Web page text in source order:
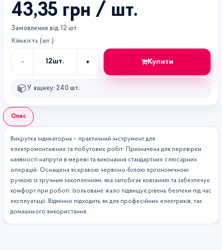
Опис
Викрутка індикаторна – практичний інструмент для
електромонтажних та побутових робіт. Призначена для перевірки
наявності напруги в мережі та виконання стандартних слюсарних
операцій. Оснащена яскравою червоно-білою ергономічною
ручкою із зручним захопленням, яка запобігає ковзанню та забезпечує
комфорт при роботі. Ізольоване жало підвищує рівень безпеки під час
експлуатації. Відмінно підходить як для професійних електриків, так
домашнього використання.
43,35 грн / шт.
Замовлення від 12 шт.
Кількість (шт.)
- 12шт. + Купити
У ящику: 240 шт.